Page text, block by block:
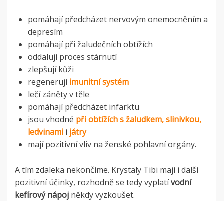
pomáhají předcházet nervovým onemocněním a
depresím
pomáhají při žaludečních obtížích
oddalují proces stárnutí
zlepšují kůži
regenerujíimunitní systém
lečí záněty v těle
pomáhají předcházet infarktu
jsou vhodné při obtížích s žaludkem, slinivkou,
ledvinami i játry
mají pozitivní vliv na ženské pohlavní orgány.
A tím zdaleka nekončíme. Krystaly Tibi mají i další
pozitivní účinky, rozhodně se tedy vyplatívodní
kefírový nápoj někdy vyzkoušet.